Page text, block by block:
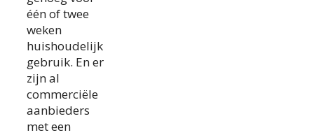
één of twee
weken
huishoudelijk
gebruik. En er
zijn al
commerciële
aanbieders
met een